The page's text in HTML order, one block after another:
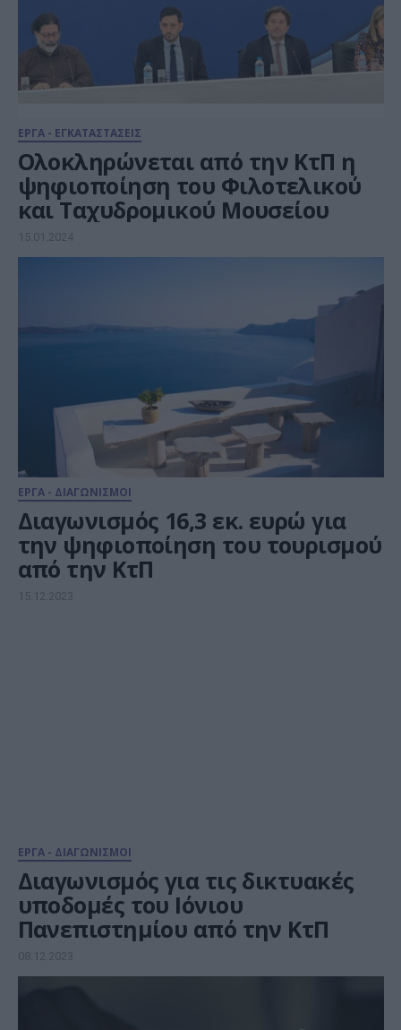
ΕΡΓΑ - ΕΓΚΑΤΑΣΤΑΣΕΙΣ
Ολοκληρώνεται από την ΚτΠ η
ψηφιοποίηση του Φιλοτελικού
και Ταχυδρομικού Μουσείου
15.01.2024
ΕΡΓΑ - ΔΙΑΓΩΝΙΣΜΟΙ
Διαγωνισμός 16,3 εκ. ευρώ για
την ψηφιοποίηση του τουρισμού
από την ΚτΠ
15.12.2023
ΕΡΓΑ - ΔΙΑΓΩΝΙΣΜΟΙ
Διαγωνισμός για τις δικτυακές
υποδομές του Ιόνιου
Πανεπιστημίου από την ΚτΠ
08.12.2023